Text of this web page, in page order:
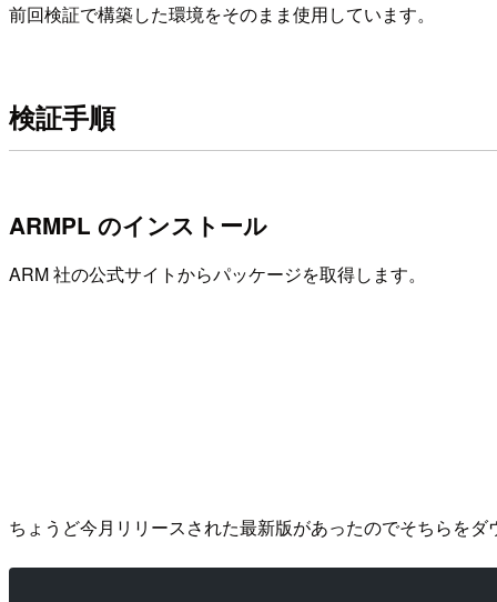
前回検証で構築した環境をそのまま使用しています。
検証手順
ARMPL のインストール
ARM 社の公式サイトからパッケージを取得します。
ちょうど今月リリースされた最新版があったのでそちらをダ